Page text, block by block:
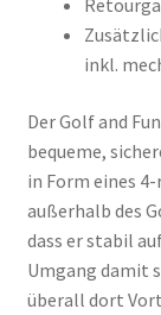
inkl.
Der Golf and
bequeme,
in Form eines
außerhalb des
dass er stabil
Umgang damit
überall dort